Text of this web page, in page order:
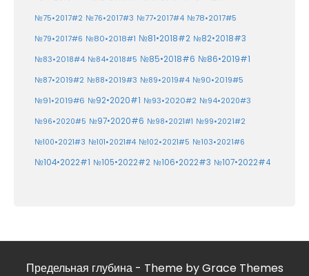
№75•2017#2 №76•2017#3 №77•2017#4 №78•2017#5
№79•2017#6 №80•2018#1 №81•2018#2 №82•2018#3
№83•2018#4 №84•2018#5 №85•2018#6 №86•2019#1
№87•2019#2 №88•2019#3 №89•2019#4 №90•2019#5
№91•2019#6 №92•2020#1 №93•2020#2 №94•2020#3
№96•2020#5 №97•2020#6 №98•2021#1 №99•2021#2
№100•2021#3 №101•2021#4 №102•2021#5 №103•2021#6
№104•2022#1 №105•2022#2 №106•2022#3 №107•2022#4
Предельная глубина - Theme by Grace Themes